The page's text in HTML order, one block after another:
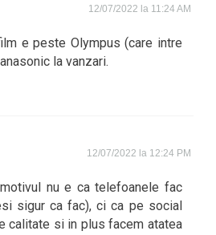
12/07/2022 la 11:24 AM
e peste Olympus (care intre
la vanzari.
12/07/2022 la 12:24 PM
nu e ca telefoanele fac
sigur ca fac), ci ca pe social
calitate si in plus facem atatea